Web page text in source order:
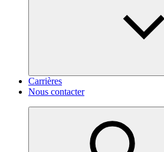
Carrières
Nous contacter